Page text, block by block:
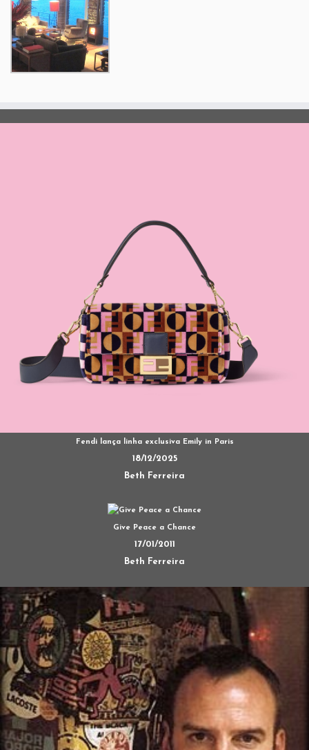
Fendi lança linha exclusiva Emily in Paris
18/12/2025
Beth Ferreira
Give Peace a Chance
17/01/2011
Beth Ferreira